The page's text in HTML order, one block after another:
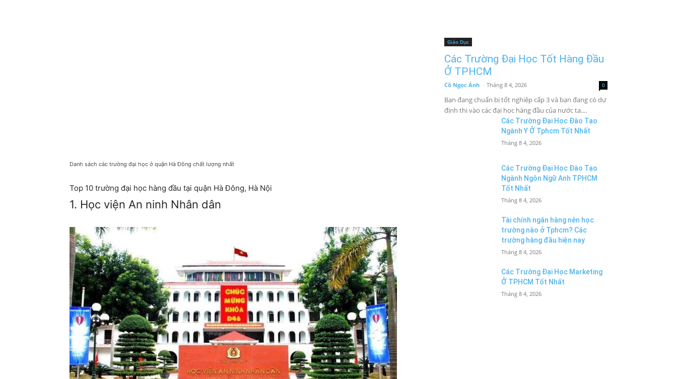
Danh sách các trường đại học ở quận Hà Đông chất lượng nhất
Top 10 trường đại học hàng đầu tại quận Hà Đông, Hà Nội
1. Học viện An ninh Nhân dân
Giáo Dục
Các Trường Đại Học Tốt Hàng Đầu
Ở TPHCM
Cô Ngọc Ánh - Tháng 8 4, 2026 0
Bạn đang chuẩn bị tốt nghiệp cấp 3 và bạn đang có dự
định thi vào các đại học hàng đầu của nước ta....
Các Trường Đại Học Đào Tạo
Ngành Y Ở Tphcm Tốt Nhất
Tháng 8 4, 2026
Các Trường Đại Học Đào Tạo
Ngành Ngôn Ngữ Anh TPHCM
Tốt Nhất
Tháng 8 4, 2026
Tài chính ngân hàng nên học
trường nào ở Tphcm? Các
trường hàng đầu hiện nay
Tháng 8 4, 2026
Các Trường Đại Học Marketing
Ở TPHCM Tốt Nhất
Tháng 8 4, 2026